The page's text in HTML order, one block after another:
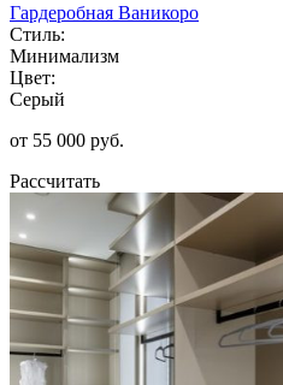
Гардеробная Ваникоро
Стиль:
Минимализм
Цвет:
Серый
от 55 000 руб.
Рассчитать